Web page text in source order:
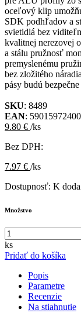
oceľový klip
SDK podhľadov a
svietidlá bez
kvalitnej nerezovej
a stálu pružnosť
premyslenému
bez zložitého
pásy budú
SKU: 8489
EAN:
9.80 € /ks
Bez DPH:
7.97 € /ks
Dostupnosť: K
Množstvo
ks
Pridať do košíka
Popis
Parametre
Recenzie
Na stiahnutie